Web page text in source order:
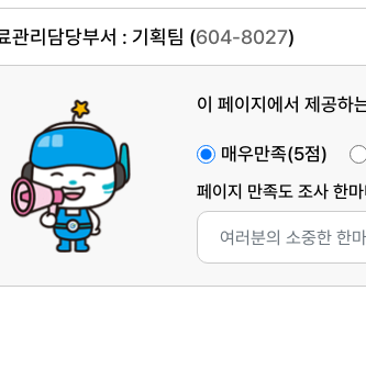
관리담당부서 : 기획팀 (604-8027)
이 페이지에서 제공하
매우만족(5점)
페이지 만족도 조사 한마